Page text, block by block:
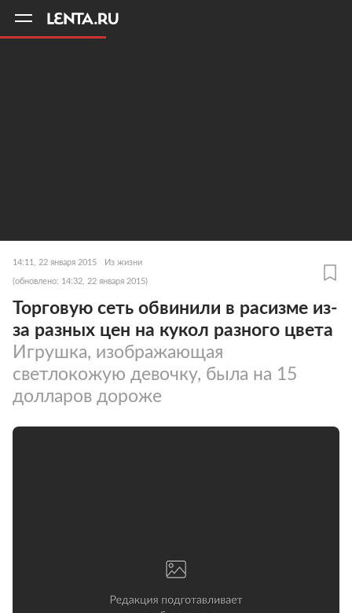
14:11, 22 января 2015 Из жизни
(обновлено: 14:32, 22 января 2015)
Торговую сеть обвинили в расизме из-
за разных цен на кукол разного цвета
Игрушка, изображающая
светлокожую девочку, была на 15
долларов дороже